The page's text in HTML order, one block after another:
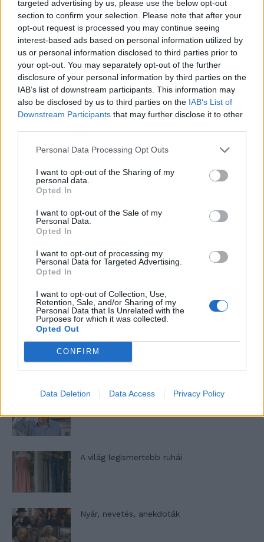
targeted advertising by us, please use the below opt-out
section to confirm your selection. Please note that after your
opt-out request is processed you may continue seeing
interest-based ads based on personal information utilized by
us or personal information disclosed to third parties prior to
your opt-out. You may separately opt-out of the further
disclosure of your personal information by third parties on the
IAB’s list of downstream participants. This information may
also be disclosed by us to third parties on the IAB’s List of
Downstream Participants that may further disclose it to other
Personal Data Processing Opt Outs
I want to opt-out of the Sharing of my
personal data.
Opted In
I want to opt-out of the Sale of my
Personal Data.
Opted In
I want to opt-out of processing my
Personal Data for Targeted Advertising.
Opted In
I want to opt-out of Collection, Use,
Retention, Sale, and/or Sharing of my
Personal Data that Is Unrelated with the
Purposes for which it was collected.
Opted Out
CONFIRM
Data Deletion Data Access Privacy Policy
Szent Genovéva, a túlélő Franciaország
jelképe
Minka 12. rész
Minka 11. rész
T. szereti a fiatal lányokat 14. rész
gyűjteménye
Elyna Robbs: Adéle és az örökölt árnyak
13. rész
Woody Allen megosztó zsenialitása
A világ legismertebb ruhái
Nyár, nevetés, anekdoták